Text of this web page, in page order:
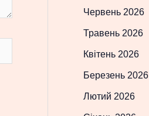
Червень 2026
Травень 2026
Квітень 2026
Березень 2026
Лютий 2026